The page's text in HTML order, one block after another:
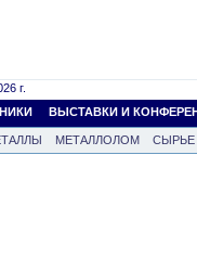
г.
ВЫСТАВКИ И
МЕТАЛЛОЛОМ СЫРЬЕ